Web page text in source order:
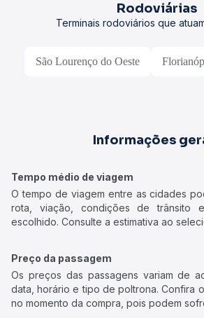
Rodoviárias
Terminais rodoviários que
São Lourenço do Oeste
Informações
Tempo médio de viagem
O tempo de viagem entre as cidades
rota, viação, condições de trânsito
escolhido. Consulte a estimativa ao
Preço da passagem
Os preços das passagens variam de
data, horário e tipo de poltrona. Confira
no momento da compra, pois podem